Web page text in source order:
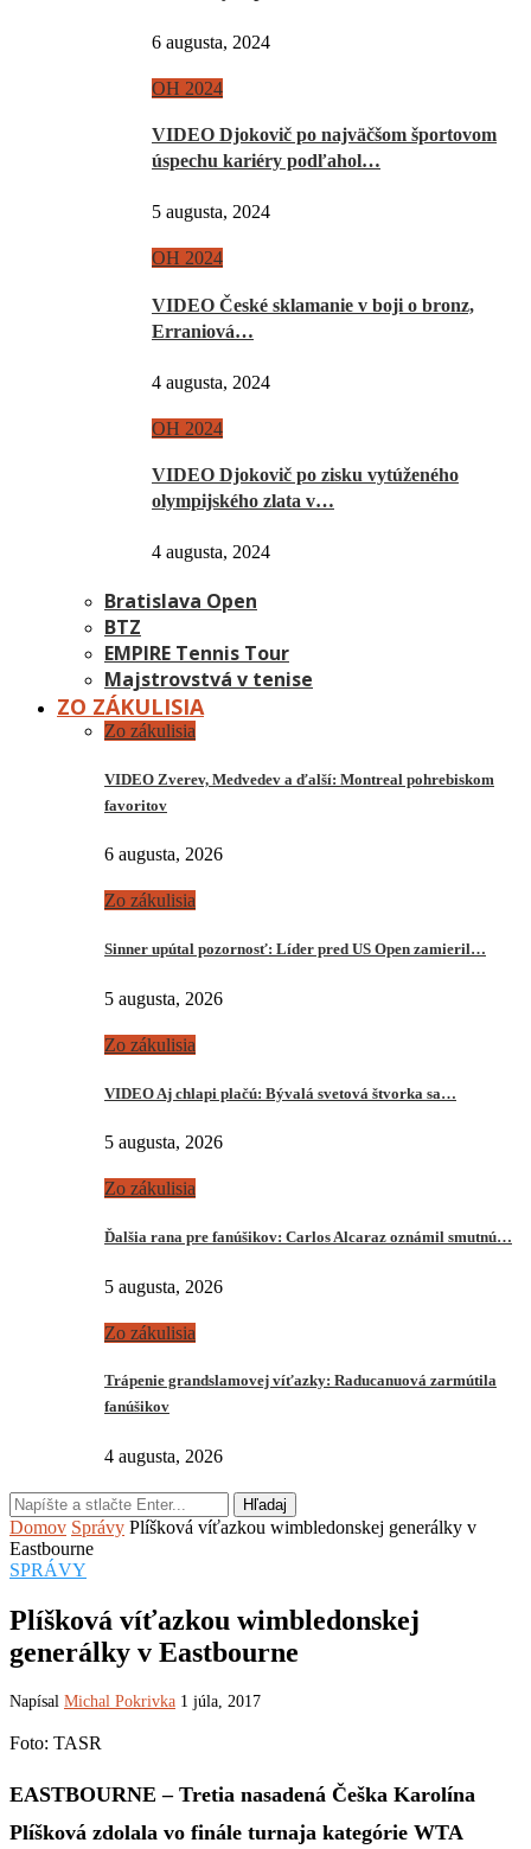
6 augusta, 2024
OH 2024
VIDEO Djokovič po najväčšom športovom
úspechu kariéry podľahol…
5 augusta, 2024
OH 2024
VIDEO České sklamanie v boji o bronz,
Erraniová…
4 augusta, 2024
OH 2024
VIDEO Djokovič po zisku vytúženého
olympijského zlata v…
4 augusta, 2024
Bratislava Open
BTZ
EMPIRE Tennis Tour
Majstrovstvá v tenise
ZO ZÁKULISIA
Zo zákulisia
VIDEO Zverev, Medvedev a ďalší: Montreal pohrebiskom
favoritov
6 augusta, 2026
Zo zákulisia
Sinner upútal pozornosť: Líder pred US Open zamieril…
5 augusta, 2026
Zo zákulisia
VIDEO Aj chlapi plačú: Bývalá svetová štvorka sa…
5 augusta, 2026
Zo zákulisia
Ďalšia rana pre fanúšikov: Carlos Alcaraz oznámil smutnú…
5 augusta, 2026
Zo zákulisia
Trápenie grandslamovej víťazky: Raducanuová zarmútila
fanúšikov
4 augusta, 2026
Hľadaj
Domov Správy Plíšková víťazkou wimbledonskej generálky v
Eastbourne
SPRÁVY
Plíšková víťazkou wimbledonskej
generálky v Eastbourne
Napísal Michal Pokrivka 1 júla, 2017
Foto: TASR
EASTBOURNE – Tretia nasadená Češka Karolína
Plíšková zdolala vo finále turnaja kategórie WTA